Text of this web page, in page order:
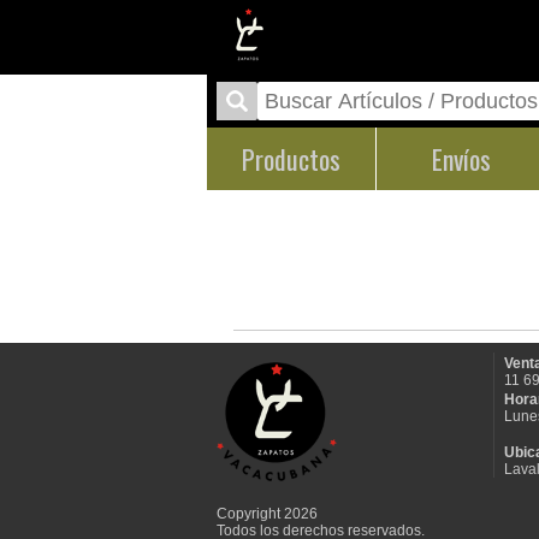
Productos Envíos
Copyright 2026
Todos los derechos reservados.
11